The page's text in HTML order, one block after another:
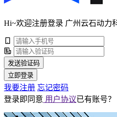
Hi~欢迎注册登录 广州云石动力
发送验证码
立即登录
我要注册 忘记密码
登录即同意 用户协议已有账号？